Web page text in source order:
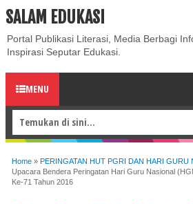
ABOUT CONTACT US
SALAM EDUKASI
Portal Publikasi Literasi, Media Berbagi
Inspirasi Seputar Edukasi.
MENU
Home » PERINGATAN HUT PGRI DAN HARI GURU
Upacara Bendera Peringatan Hari Guru Nasional
Ke-71 Tahun 2016